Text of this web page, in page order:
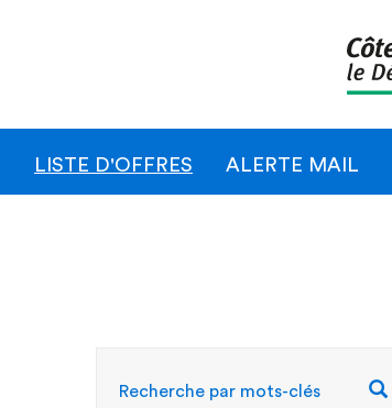
LISTE D'OFFRES ALERTE MAIL